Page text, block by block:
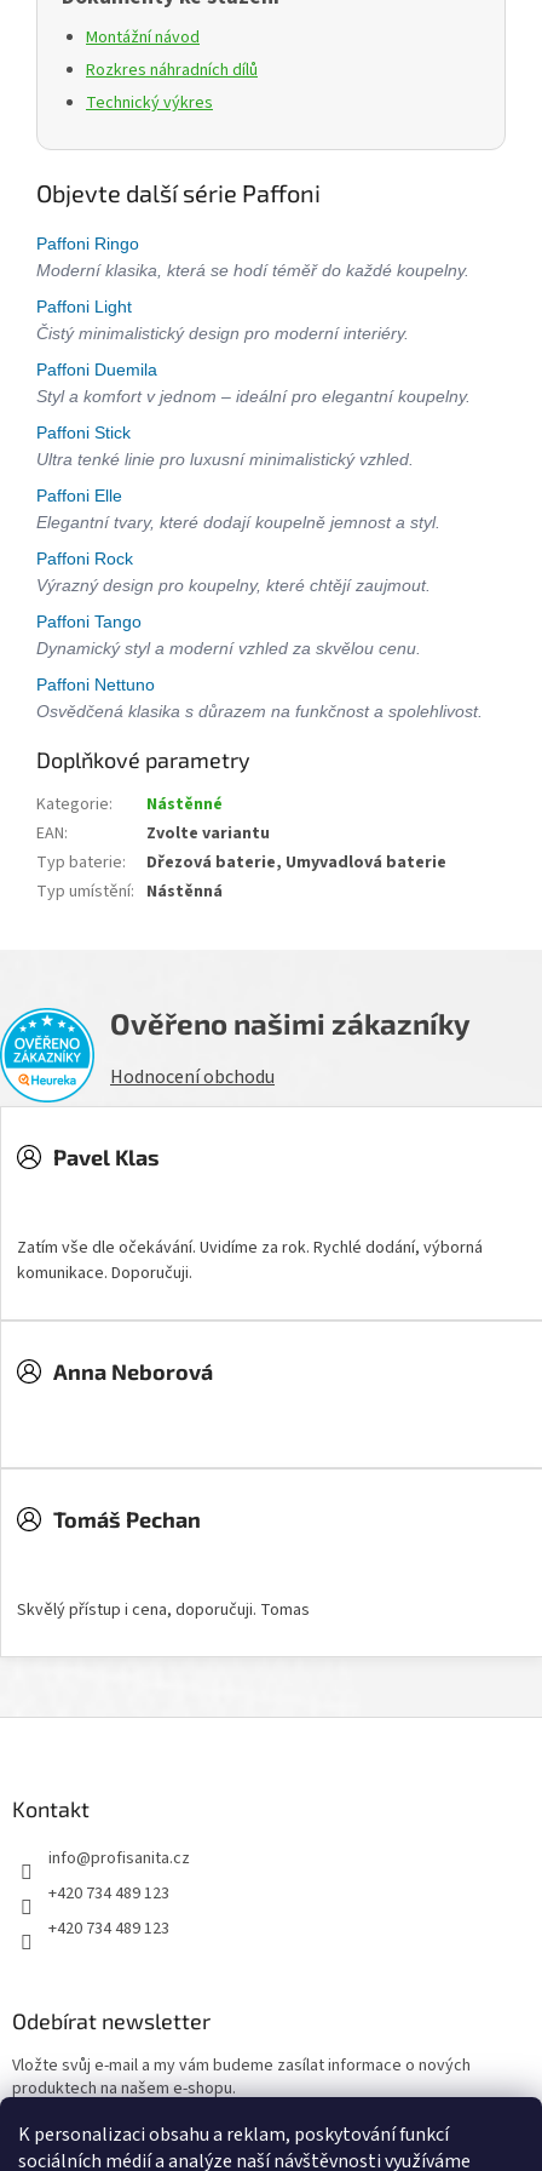
K personalizaci obsahu a reklam, poskytování funkcí
sociálních médií a analýze naší návštěvnosti využíváme
Montážní návod
Rozkres náhradních dílů
Technický výkres
Objevte další série Paffoni
Paffoni Ringo
Moderní klasika, která se hodí téměř do každé koupelny.
Paffoni Light
Čistý minimalistický design pro moderní interiéry.
Paffoni Duemila
Styl a komfort v jednom – ideální pro elegantní koupelny.
Paffoni Stick
Ultra tenké linie pro luxusní minimalistický vzhled.
Paffoni Elle
Elegantní tvary, které dodají koupelně jemnost a styl.
Paffoni Rock
Výrazný design pro koupelny, které chtějí zaujmout.
Paffoni Tango
Dynamický styl a moderní vzhled za skvělou cenu.
Paffoni Nettuno
Osvědčená klasika s důrazem na funkčnost a spolehlivost.
Doplňkové parametry
Kategorie:
Nástěnné
EAN:
Zvolte variantu
Typ baterie:
Dřezová baterie, Umyvadlová baterie
Typ umístění: Nástěnná
Ověřeno našimi zákazníky
Hodnocení obchodu
Pavel Klas
Zatím vše dle očekávání. Uvidíme za rok. Rychlé dodání, výborná
komunikace. Doporučuji.
Anna Neborová
Tomáš Pechan
Skvělý přístup i cena, doporučuji. Tomas
Kontakt
info@profisanita.cz
+420 734 489 123
+420 734 489 123
Odebírat newsletter
Vložte svůj e-mail a my vám budeme zasílat informace o nových
produktech na našem e-shopu.
E-mail